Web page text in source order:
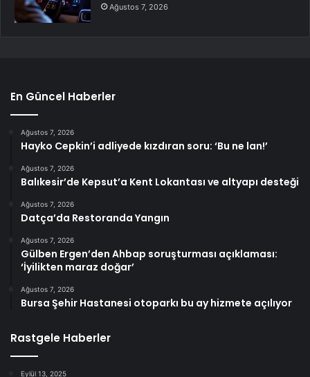
Ağustos 7, 2026
En Güncel Haberler
Ağustos 7, 2026
Hayko Cepkin’i adliyede kızdıran soru: ‘Bu ne lan!’
Ağustos 7, 2026
Balıkesir’de Kepsut’a Kent Lokantası ve altyapı desteği
Ağustos 7, 2026
Datça’da Restoranda Yangın
Ağustos 7, 2026
Gülben Ergen’den Ahbap soruşturması açıklaması:
‘İyilikten maraz doğar’
Ağustos 7, 2026
Bursa Şehir Hastanesi otoparkı bu ay hizmete açılıyor
Rastgele Haberler
Eylül 13, 2025